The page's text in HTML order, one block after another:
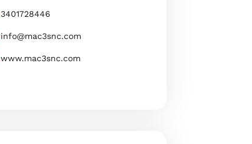
3401728446
info@mac3snc.com
www.mac3snc.com